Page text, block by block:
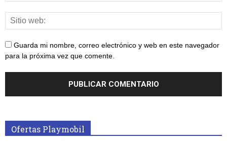
Guarda mi nombre, correo electrónico y web en este navegador
para la próxima vez que comente.
Ofertas Playmobil